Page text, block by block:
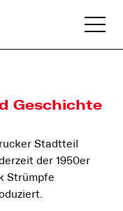
Geschichte
Stadtteil
der 1950er
Strümpfe